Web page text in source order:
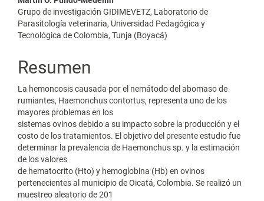
Grupo de investigación GIDIMEVETZ, Laboratorio de
Parasitología veterinaria, Universidad Pedagógica y
Tecnológica de Colombia, Tunja (Boyacá)
Resumen
La hemoncosis causada por el nemátodo del abomaso de
rumiantes, Haemonchus contortus, representa uno de los
mayores problemas en los
sistemas ovinos debido a su impacto sobre la producción y el
costo de los tratamientos. El objetivo del presente estudio fue
determinar la prevalencia de Haemonchus sp. y la estimación
de los valores
de hematocrito (Hto) y hemoglobina (Hb) en ovinos
pertenecientes al municipio de Oicatá, Colombia. Se realizó un
muestreo aleatorio de 201